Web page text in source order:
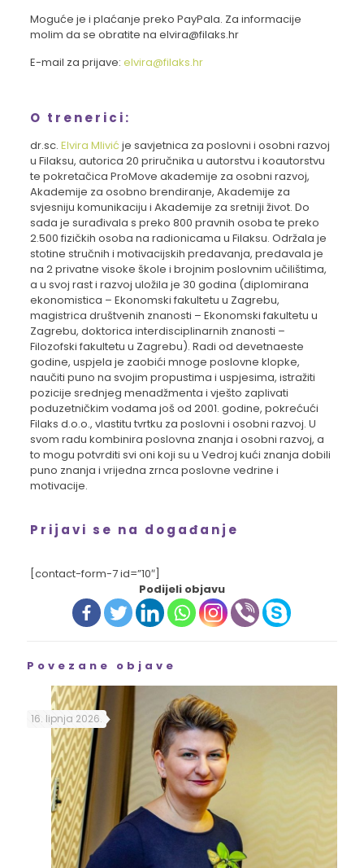
Moguće je i plaćanje preko PayPala. Za informacije
molim da se obratite na elvira@filaks.hr
E-mail za prijave: elvira@filaks.hr
O trenerici:
dr.sc. Elvira Mlivić je savjetnica za poslovni i osobni razvoj
u Filaksu, autorica 20 priručnika u autorstvu i koautorstvu
te pokretačica ProMove akademije za osobni razvoj,
Akademije za osobno brendiranje, Akademije za
svjesniju komunikaciju i Akademije za sretniji život. Do
sada je surađivala s preko 800 pravnih osoba te preko
2.500 fizičkih osoba na radionicama u Filaksu. Održala je
stotine stručnih i motivacijskih predavanja, predavala je
na 2 privatne visoke škole i brojnim poslovnim učilištima,
a u svoj rast i razvoj uložila je 30 godina (diplomirana
ekonomistica – Ekonomski fakultetu u Zagrebu,
magistrica društvenih znanosti – Ekonomski fakultetu u
Zagrebu, doktorica interdisciplinarnih znanosti –
Filozofski fakultetu u Zagrebu). Radi od devetnaeste
godine, uspjela je zaobići mnoge poslovne klopke,
naučiti puno na svojim propustima i uspjesima, istražiti
pozicije srednjeg menadžmenta i vješto zaplivati
poduzetničkim vodama još od 2001. godine, pokrećući
Filaks d.o.o., vlastitu tvrtku za poslovni i osobni razvoj. U
svom radu kombinira poslovna znanja i osobni razvoj, a
to mogu potvrditi svi oni koji su u Vedroj kući znanja dobili
puno znanja i vrijedna zrnca poslovne vedrine i
motivacije.
Prijavi se na događanje
[contact-form-7 id=”10″]
Podijeli objavu
Povezane objave
16. lipnja 2026.